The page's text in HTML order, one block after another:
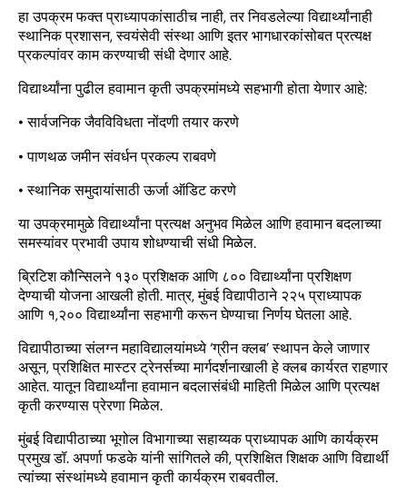
हा उपक्रम फक्त प्राध्यापकांसाठीच नाही, तर निवडलेल्या विद्यार्थ्यांनाही
स्थानिक प्रशासन, स्वयंसेवी संस्था आणि इतर भागधारकांसोबत प्रत्यक्ष
प्रकल्पांवर काम करण्याची संधी देणार आहे.
विद्यार्थ्यांना पुढील हवामान कृती उपक्रमांमध्ये सहभागी होता येणार आहे:
• सार्वजनिक जैवविविधता नोंदणी तयार करणे
• पाणथळ जमीन संवर्धन प्रकल्प राबवणे
• स्थानिक समुदायांसाठी ऊर्जा ऑडिट करणे
या उपक्रमामुळे विद्यार्थ्यांना प्रत्यक्ष अनुभव मिळेल आणि हवामान बदलाच्या
समस्यांवर प्रभावी उपाय शोधण्याची संधी मिळेल.
ब्रिटिश कौन्सिलने १३० प्रशिक्षक आणि ८०० विद्यार्थ्यांना प्रशिक्षण
देण्याची योजना आखली होती. मात्र, मुंबई विद्यापीठाने २२५ प्राध्यापक
आणि १,२०० विद्यार्थ्यांना सहभागी करून घेण्याचा निर्णय घेतला आहे.
विद्यापीठाच्या संलग्न महाविद्यालयांमध्ये ‘ग्रीन क्लब’ स्थापन केले जाणार
असून, प्रशिक्षित मास्टर ट्रेनर्सच्या मार्गदर्शनाखाली हे क्लब कार्यरत राहणार
आहेत. यातून विद्यार्थ्यांना हवामान बदलासंबंधी माहिती मिळेल आणि प्रत्यक्ष
कृती करण्यास प्रेरणा मिळेल.
मुंबई विद्यापीठाच्या भूगोल विभागाच्या सहाय्यक प्राध्यापक आणि कार्यक्रम
प्रमुख डॉ. अपर्णा फडके यांनी सांगितले की, प्रशिक्षित शिक्षक आणि विद्यार्थी
त्यांच्या संस्थांमध्ये हवामान कृती कार्यक्रम राबवतील.